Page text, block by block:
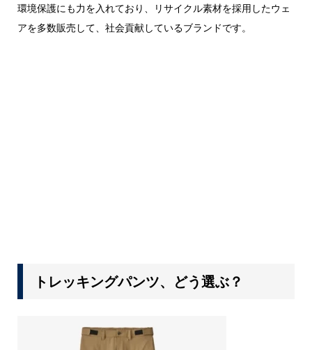
環境保護にも力を入れており、リサイクル素材を採用したウェ
アを多数販売して、社会貢献しているブランドです。
トレッキングパンツ、どう選ぶ？